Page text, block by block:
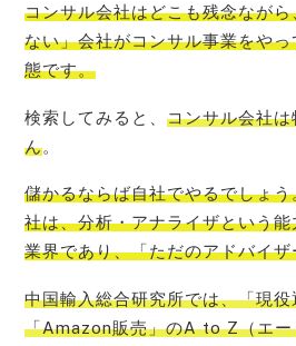
コンサル会社はどこも残念なが
ない」会社がコンサル事業をや
態です。
検索してみると、コンサル会社
ん。
儲かるならば自社でやるでしょ
社は、分析・アナライザという
業界であり、「ただのアドバイザ
中国輸入総合研究所では、「現
「Amazon販売」のA to Z（エー